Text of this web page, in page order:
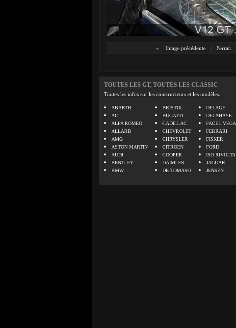
« Image précédente | Ferrari
TOUTES LES GT, TOUTES LES CLASSIC
Toutes les infos sur les constructeurs et les modèles.
ABARTH
AC
ALFA ROMEO
ALLARD
AMG
ASTON MARTIN
AUDI
BENTLEY
BMW
BRISTOL
BUGATTI
CADILLAC
CHEVROLET
CHRYSLER
CITROEN
COOPER
DAIMLER
DE TOMASO
DELAGE
DELAHAYE
FACEL VEGA
FERRARI
FISKER
FORD
ISO RIVOLTA
JAGUAR
JENSEN